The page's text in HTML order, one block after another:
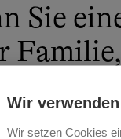
Sie
in
Wir
Wir setzen Cookies